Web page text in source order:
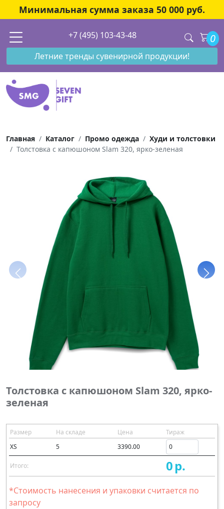
Минимальная сумма заказа 50 000 руб.
+7 (495) 103-43-48 0
Летние тренды сувенирной продукции!
Главная Каталог Промо одежда
Худи и толстовки
Толстовка с капюшоном Slam 320, ярко-зеленая
Толстовка с капюшоном Slam 320, ярко-
зеленая
Размер На складе Цена
Тираж
XS
5 3390.00
Итого: 0р.
*Стоимость нанесения и упаковки считается по
запросу